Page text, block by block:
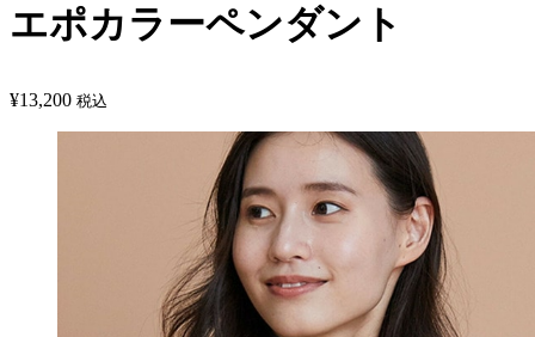
エポカラーペンダント
¥13,200 税込